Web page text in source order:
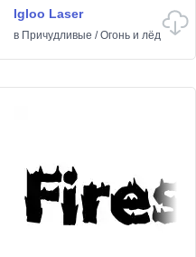
Igloo Laser
в Причудливые /Огонь и лёд